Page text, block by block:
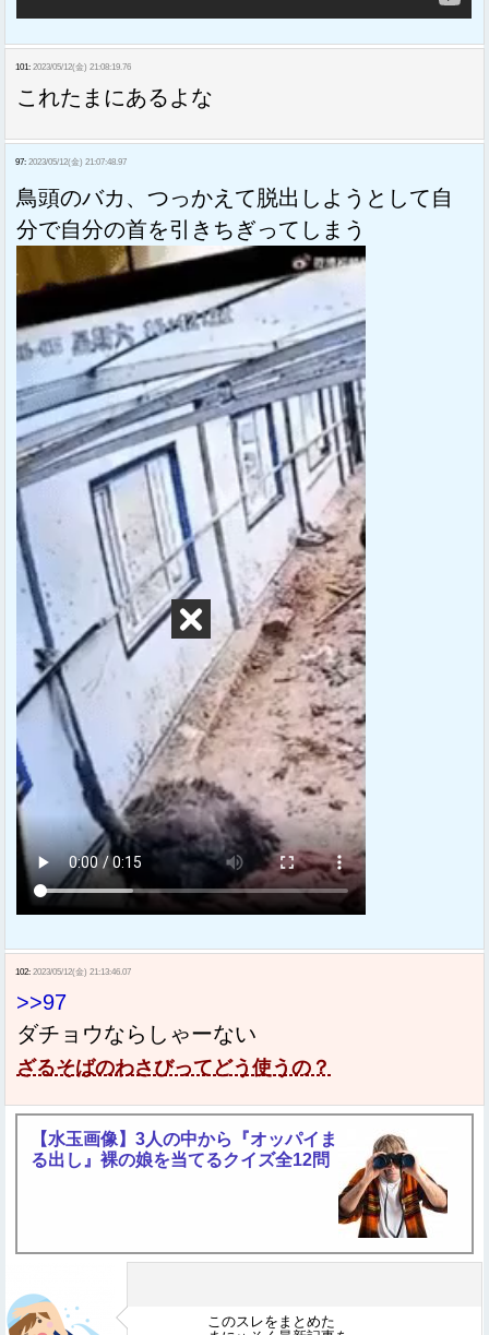
101: 2023/05/12(金) 21:08:19.76
これたまにあるよな
97: 2023/05/12(金) 21:07:48.97
鳥頭のバカ、つっかえて脱出しようとして自
分で自分の首を引きちぎってしまう
102: 2023/05/12(金) 21:13:46.07
>>97
ダチョウならしゃーない
ざるそばのわさびってどう使うの？
【水玉画像】3人の中から『オッパイま
る出し』裸の娘を当てるクイズ全12問
このスレをまとめた